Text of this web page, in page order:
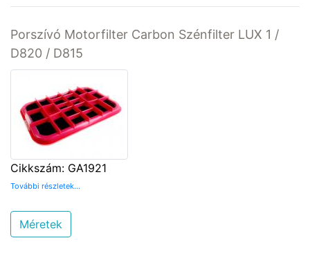
Porszívó Motorfilter Carbon Szénfilter LUX 1 /
D820 / D815
Cikkszám: GA1921
További részletek...
Méretek